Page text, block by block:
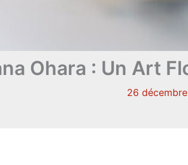
Ohara : Un Art
26